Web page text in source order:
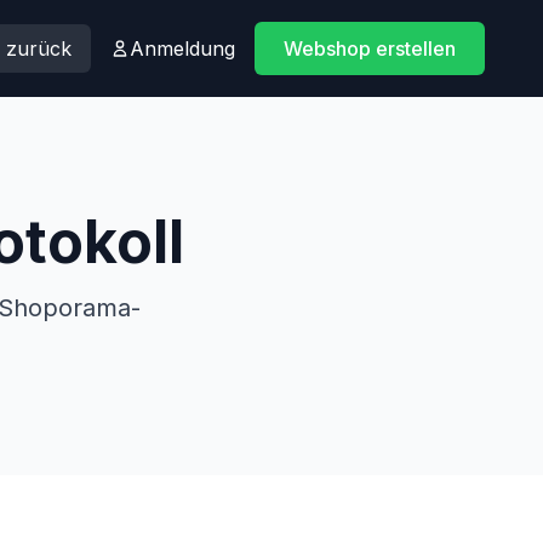
zurück Anmeldung Webshop erstellen